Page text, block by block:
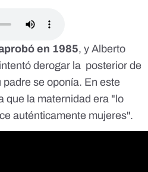
en 1985, y Alberto
derogar la posterior de
padre se oponía. En este
que la maternidad era "lo
auténticamente mujeres".